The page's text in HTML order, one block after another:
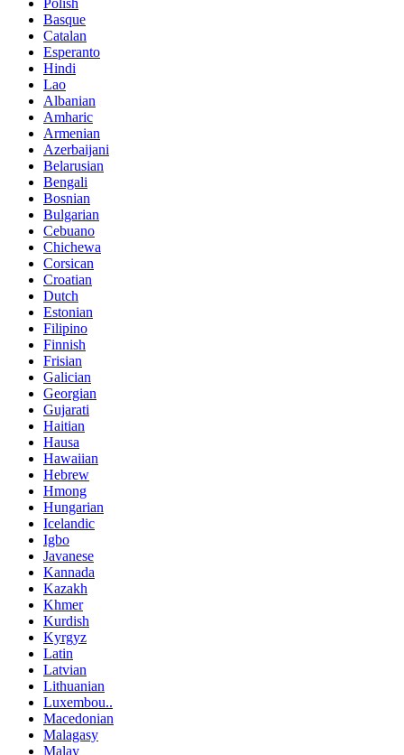
Basque
Catalan
Esperanto
Hindi
Lao
Albanian
Amharic
Armenian
Azerbaijani
Belarusian
Bengali
Bosnian
Bulgarian
Cebuano
Chichewa
Corsican
Croatian
Dutch
Estonian
Filipino
Finnish
Frisian
Galician
Georgian
Gujarati
Haitian
Hausa
Hawaiian
Hebrew
Hmong
Hungarian
Icelandic
Igbo
Javanese
Kannada
Kazakh
Khmer
Kurdish
Kyrgyz
Latin
Latvian
Lithuanian
Luxembou..
Macedonian
Malagasy
Malay